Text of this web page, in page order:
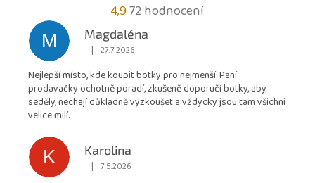
4,9Průměrné
hodnocení
obchodu
4,9
z
72 hodnocení
M
Magdaléna
Hodnocení obchodu je 5 z 5 hvězdiček.
| 27.7.2026
Nejlepší místo, kde koupit botky pro nejmenší. Paní
prodavačky ochotně poradí, zkušeně doporučí botky, aby
seděly, nechají důkladně vyzkoušet a vždycky jsou tam všichni
velice milí.
K
Karolina
Hodnocení obchodu je 5 z 5 hvězdiček.
| 7.5.2026